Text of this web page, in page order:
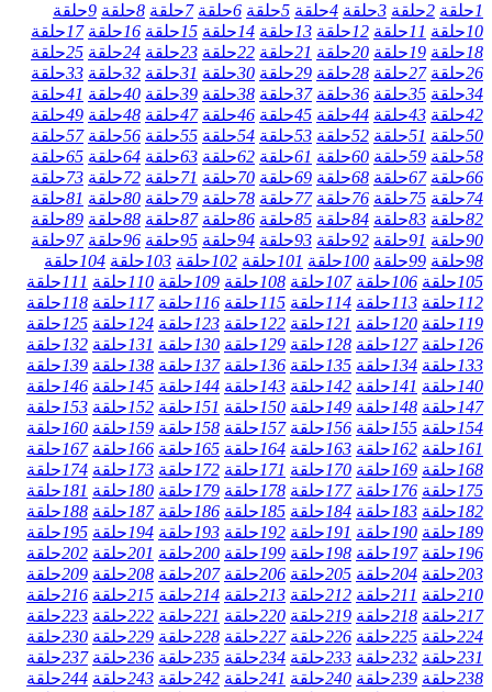
1حلقة 2حلقة 3حلقة 4حلقة 5حلقة 6حلقة 7حلقة 8حلقة 9حلقة
10حلقة 11حلقة 12حلقة 13حلقة 14حلقة 15حلقة 16حلقة 17حلقة
18حلقة 19حلقة 20حلقة 21حلقة 22حلقة 23حلقة 24حلقة 25حلقة
26حلقة 27حلقة 28حلقة 29حلقة 30حلقة 31حلقة 32حلقة 33حلقة
34حلقة 35حلقة 36حلقة 37حلقة 38حلقة 39حلقة 40حلقة 41حلقة
42حلقة 43حلقة 44حلقة 45حلقة 46حلقة 47حلقة 48حلقة 49حلقة
50حلقة 51حلقة 52حلقة 53حلقة 54حلقة 55حلقة 56حلقة 57حلقة
58حلقة 59حلقة 60حلقة 61حلقة 62حلقة 63حلقة 64حلقة 65حلقة
66حلقة 67حلقة 68حلقة 69حلقة 70حلقة 71حلقة 72حلقة 73حلقة
74حلقة 75حلقة 76حلقة 77حلقة 78حلقة 79حلقة 80حلقة 81حلقة
82حلقة 83حلقة 84حلقة 85حلقة 86حلقة 87حلقة 88حلقة 89حلقة
90حلقة 91حلقة 92حلقة 93حلقة 94حلقة 95حلقة 96حلقة 97حلقة
98حلقة 99حلقة 100حلقة 101حلقة 102حلقة 103حلقة 104حلقة
105حلقة 106حلقة 107حلقة 108حلقة 109حلقة 110حلقة 111حلقة
112حلقة 113حلقة 114حلقة 115حلقة 116حلقة 117حلقة 118حلقة
119حلقة 120حلقة 121حلقة 122حلقة 123حلقة 124حلقة 125حلقة
126حلقة 127حلقة 128حلقة 129حلقة 130حلقة 131حلقة 132حلقة
133حلقة 134حلقة 135حلقة 136حلقة 137حلقة 138حلقة 139حلقة
140حلقة 141حلقة 142حلقة 143حلقة 144حلقة 145حلقة 146حلقة
147حلقة 148حلقة 149حلقة 150حلقة 151حلقة 152حلقة 153حلقة
154حلقة 155حلقة 156حلقة 157حلقة 158حلقة 159حلقة 160حلقة
161حلقة 162حلقة 163حلقة 164حلقة 165حلقة 166حلقة 167حلقة
168حلقة 169حلقة 170حلقة 171حلقة 172حلقة 173حلقة 174حلقة
175حلقة 176حلقة 177حلقة 178حلقة 179حلقة 180حلقة 181حلقة
182حلقة 183حلقة 184حلقة 185حلقة 186حلقة 187حلقة 188حلقة
189حلقة 190حلقة 191حلقة 192حلقة 193حلقة 194حلقة 195حلقة
196حلقة 197حلقة 198حلقة 199حلقة 200حلقة 201حلقة 202حلقة
203حلقة 204حلقة 205حلقة 206حلقة 207حلقة 208حلقة 209حلقة
210حلقة 211حلقة 212حلقة 213حلقة 214حلقة 215حلقة 216حلقة
217حلقة 218حلقة 219حلقة 220حلقة 221حلقة 222حلقة 223حلقة
224حلقة 225حلقة 226حلقة 227حلقة 228حلقة 229حلقة 230حلقة
231حلقة 232حلقة 233حلقة 234حلقة 235حلقة 236حلقة 237حلقة
238حلقة 239حلقة 240حلقة 241حلقة 242حلقة 243حلقة 244حلقة